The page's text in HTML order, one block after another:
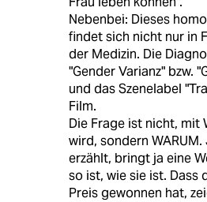
Nebenbei: Dieses
findet sich nicht nur in
der Medizin. Die
"Gender Varianz" bzw.
und das Szenelabel
Film.
Die Frage ist nicht, mit
wird, sondern
erzählt, bringt ja eine
so ist, wie sie ist. Dass
Preis gewonnen hat,